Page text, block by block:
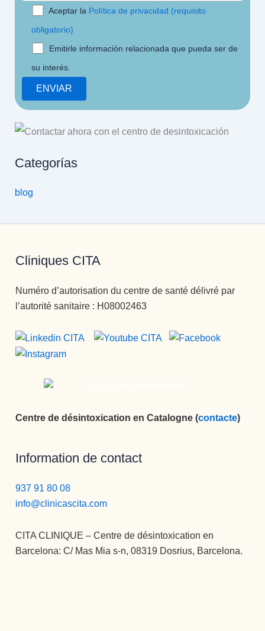
Aceptar la Política de privacidad (requisito
obligatorio)
Emitirle información relacionada que pueda ser de
su interés.
Categorías
blog
Cliniques CITA
Numéro d’autorisation du centre de santé délivré par
l’autorité sanitaire : H08002463
Centre de désintoxication en Catalogne (contacte)
Information de contact
937 91 80 08
info@clinicascita.com
CITA CLINIQUE – Centre de désintoxication en
Barcelona: C/ Mas Mia s-n, 08319 Dosrius, Barcelona.